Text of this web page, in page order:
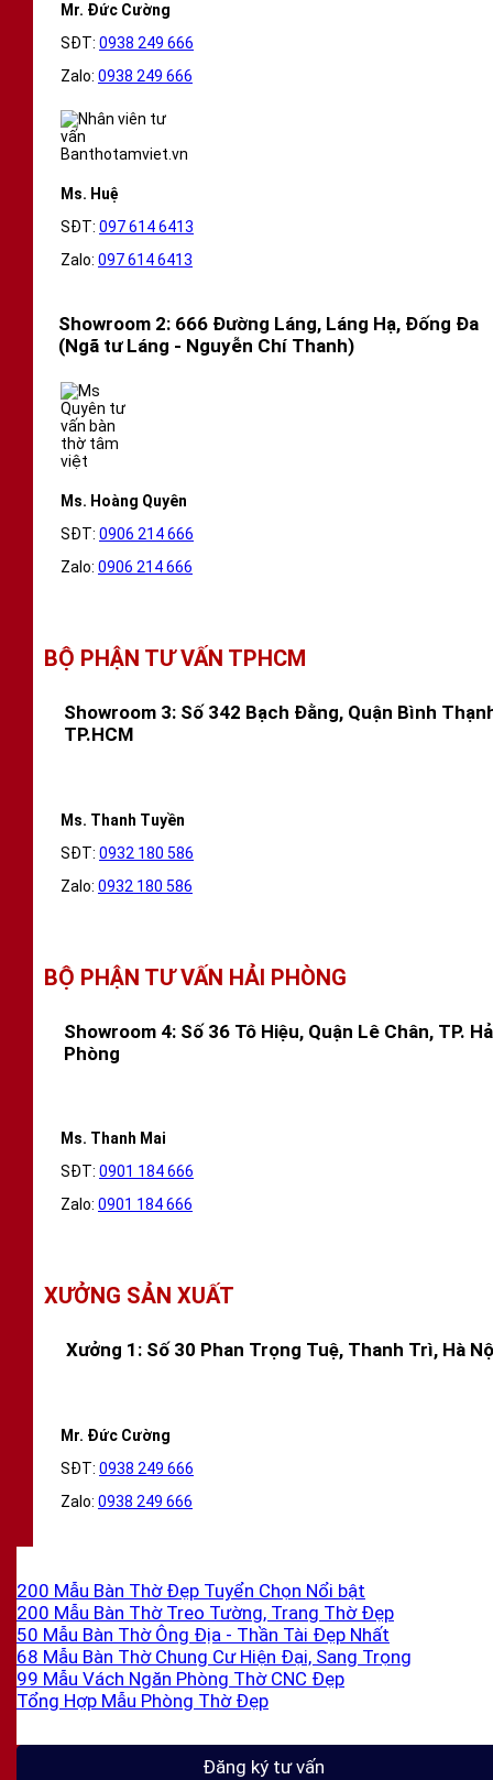
Mr. Đức Cường
SĐT: 0938 249 666
Zalo: 0938 249 666
Ms. Huệ
SĐT: 097 614 6413
Zalo: 097 614 6413
Showroom 2: 666 Đường Láng, Láng Hạ, Đống Đa
(Ngã tư Láng - Nguyễn Chí Thanh)
Ms. Hoàng Quyên
SĐT: 0906 214 666
Zalo: 0906 214 666
BỘ PHẬN TƯ VẤN TPHCM
Showroom 3: Số 342 Bạch Đằng, Quận Bình
TP.HCM
Ms. Thanh Tuyền
SĐT: 0932 180 586
Zalo: 0932 180 586
BỘ PHẬN TƯ VẤN HẢI PHÒNG
Showroom 4: Số 36 Tô Hiệu, Quận Lê Chân, TP.
Phòng
Ms. Thanh Mai
SĐT: 0901 184 666
Zalo: 0901 184 666
XƯỞNG SẢN XUẤT
Xưởng 1: Số 30 Phan Trọng Tuệ, Thanh Trì, Hà
Mr. Đức Cường
SĐT: 0938 249 666
Zalo: 0938 249 666
200 Mẫu Bàn Thờ Đẹp Tuyển Chọn
200 Mẫu Bàn Thờ Treo Tường, Trang Thờ Đẹp
50 Mẫu Bàn Thờ Ông Địa - Thần Tài Đẹp Nhất
68 Mẫu Bàn Thờ Chung Cư Hiện Đại, Sang Trọng
99 Mẫu Vách Ngăn Phòng Thờ CNC Đẹp
Tổng Hợp Mẫu Phòng Thờ Đẹp
Đăng ký tư vấn